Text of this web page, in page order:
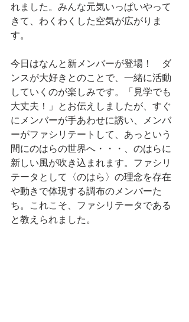
れました。みんな元気いっぱいやって
きて、わくわくした空気が広がりま
す。
今日はなんと新メンバーが登場！　ダ
ンスが大好きとのことで、一緒に活動
していくのが楽しみです。「見学でも
大丈夫！」とお伝えしましたが、すぐ
にメンバーが手あわせに誘い、メンバ
ーがファシリテートして、あっという
間にのはらの世界へ・・・、のはらに
新しい風が吹き込まれます。ファシリ
テータとして〈のはら〉の理念を存在
や動きで体現する調布のメンバーた
ち。これこそ、ファシリテータである
と教えられました。